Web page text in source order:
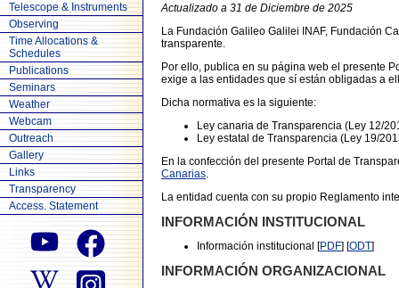
Telescope & Instruments
Observing
Time Allocations &
Schedules
Publications
Seminars
Weather
Webcam
Outreach
Gallery
Links
Transparency
Access. Statement
Actualizado a 31 de Diciembre de 2025
La Fundación Galileo Galilei INAF, Fundación
transparente.
Por ello, publica en su página web el presente
exige a las entidades que sí están obligadas a
Dicha normativa es la siguiente:
Ley canaria de Transparencia (Ley 12/
Ley estatal de Transparencia (Ley 19/
En la confección del presente Portal de
Canarias.
La entidad cuenta con su propio Reglamento
INFORMACIÓN INSTITUCIONAL
Información institucional [PDF] [ODT]
INFORMACIÓN ORGANIZACIONAL